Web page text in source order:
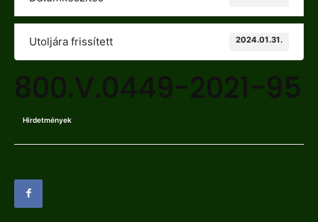
Utoljára frissített 2024.01.31.
800.V.0449-2021-95
Hirdetmények